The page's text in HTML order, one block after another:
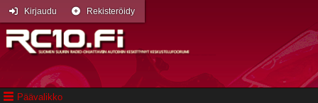
Päävalikko
Kirjaudu Rekisteröidy